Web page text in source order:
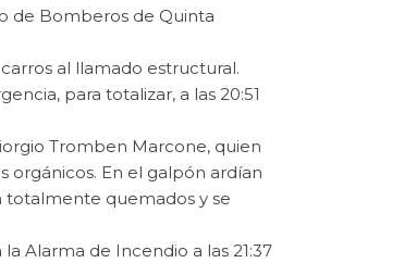
de Bomberos de Quinta
al llamado estructural.
para totalizar, a las 20:51
Tromben Marcone, quien
orgánicos. En el galpón ardían
totalmente quemados y se
Alarma de Incendio a las 21:37